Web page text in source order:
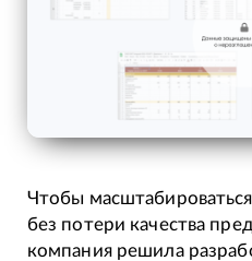
Чтобы
без потери качества
компания решила